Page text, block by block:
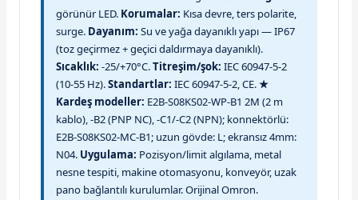
görünür LED. Korumalar: Kısa devre, ters polarite,
surge. Dayanım: Su ve yağa dayanıklı yapı — IP67
(toz geçirmez + geçici daldırmaya dayanıklı).
Sıcaklık: -25/+70°C.Titreşim/şok: IEC 60947-5-2
(10-55 Hz).Standartlar: IEC 60947-5-2, CE.★
Kardeş modeller: E2B-S08KS02-WP-B1 2M (2 m
kablo), -B2 (PNP NC), -C1/-C2 (NPN); konnektörlü:
E2B-S08KS02-MC-B1; uzun gövde: L; ekransız 4mm:
N04. Uygulama: Pozisyon/limit algılama, metal
nesne tespiti, makine otomasyonu, konveyör, uzak
pano bağlantılı kurulumlar. Orijinal Omron.